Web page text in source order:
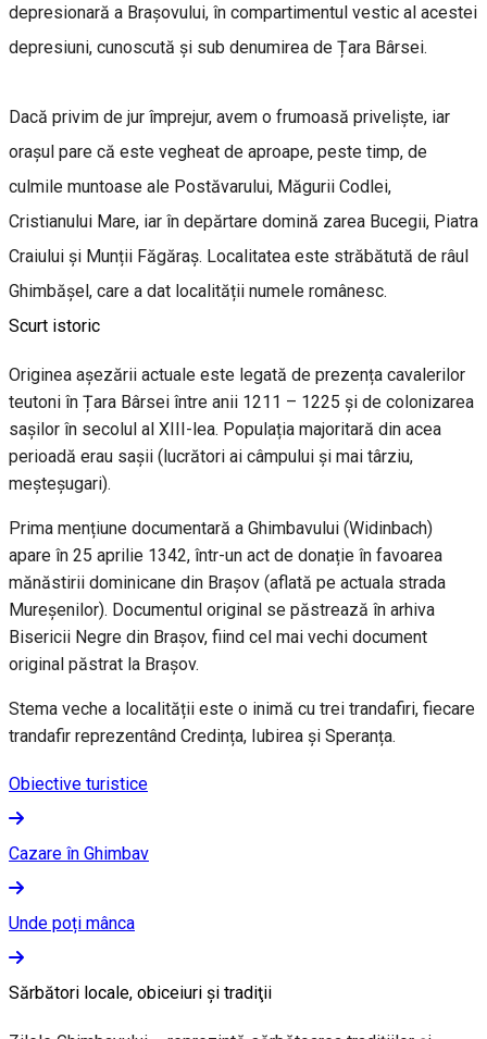
depresionară a Brașovului, în compartimentul vestic al acestei
depresiuni, cunoscută și sub denumirea de Țara Bârsei.
Dacă privim de jur împrejur, avem o frumoasă priveliște, iar
orașul pare că este vegheat de aproape, peste timp, de
culmile muntoase ale Postăvarului, Măgurii Codlei,
Cristianului Mare, iar în depărtare domină zarea Bucegii, Piatra
Craiului și Munții Făgăraș. Localitatea este străbătută de râul
Ghimbășel, care a dat localității numele românesc.
Scurt istoric
Originea așezării actuale este legată de prezența cavalerilor
teutoni în Țara Bârsei între anii 1211 – 1225 și de colonizarea
sașilor în secolul al XIII-lea. Populația majoritară din acea
perioadă erau sașii (lucrători ai câmpului și mai târziu,
meșteșugari).
Prima mențiune documentară a Ghimbavului (Widinbach)
apare în 25 aprilie 1342, într-un act de donație în favoarea
mănăstirii dominicane din Brașov (aflată pe actuala strada
Mureșenilor). Documentul original se păstrează în arhiva
Bisericii Negre din Brașov, fiind cel mai vechi document
original păstrat la Brașov.
Stema veche a localității este o inimă cu trei trandafiri, fiecare
trandafir reprezentând Credința, Iubirea și Speranța.
Obiective turistice
Cazare în Ghimbav
Unde poți mânca
Sărbători locale, obiceiuri şi tradiţii